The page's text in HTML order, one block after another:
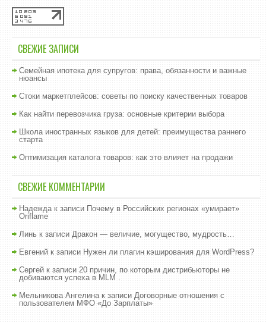
СВЕЖИЕ ЗАПИСИ
Семейная ипотека для супругов: права, обязанности и важные
нюансы
Стоки маркетплейсов: советы по поиску качественных товаров
Как найти перевозчика груза: основные критерии выбора
Школа иностранных языков для детей: преимущества раннего
старта
Оптимизация каталога товаров: как это влияет на продажи
СВЕЖИЕ КОММЕНТАРИИ
Надеждак записи Почему в Российских регионах «умирает»
Oriflame
Линь к записи Дракон — величие, могущество, мудрость…
Евгений к записи Нужен ли плагин кэширования для WordPress?
Сергей к записи 20 причин, по которым дистрибьюторы не
добиваются успеха в MLM .
Мельникова Ангелинак записи Договорные отношения с
пользователем МФО «До Зарплаты»